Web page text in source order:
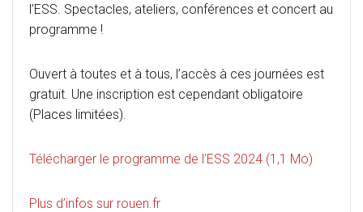
l’ESS. Spectacles, ateliers, conférences et concert au
programme !
Ouvert à toutes et à tous, l’accès à ces journées est
gratuit. Une inscription est cependant obligatoire
(Places limitées).
Télécharger le programme de l’ESS 2024 (1,1 Mo)
Plus d’infos sur rouen.fr